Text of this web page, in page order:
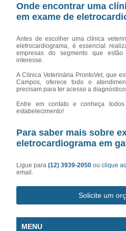
Onde encontrar uma
em exame de
Antes de escolher uma clínica
eletrocardiograma, é essencial
empresas do segmento que
interesse.
A Clínica Veterinária ProntoVet, que
Campos, oferece todo o
precisam para ter acesso a
Entre em contato e conheça
estabelecimento!
Para saber mais sobre
eletrocardiograma em
Ligue para(12) 3939-2050ouclique
email.
Solicite um
MENU